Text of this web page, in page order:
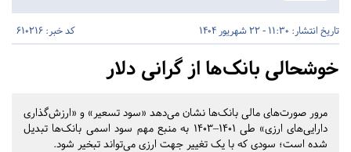
تاریخ انتشار: 11:30 - 22 شهریور 1404 کد خبر: 610216
خوشحالی بانک‌ها از گرانی دلار
مرور صورت‌های مالی بانک‌ها نشان می‌دهد «سود تسعیر» و «ارزش‌گذاری
دارایی‌های ارزی» طی ۱۴۰۱–۱۴۰۳ به منبع مهم سود اسمی بانک‌ها تبدیل
شده است؛ سودی که با یک تغییر جهت ارزی می‌تواند تبخیر شود.